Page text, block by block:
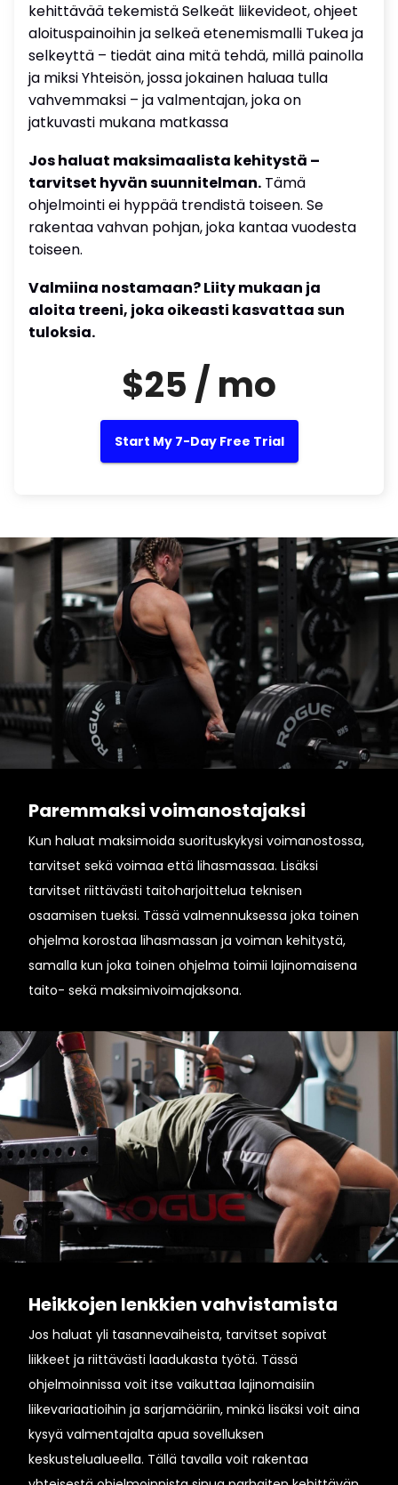
kehittävää tekemistä Selkeät liikevideot, ohjeet
aloituspainoihin ja selkeä etenemismalli Tukea ja
selkeyttä – tiedät aina mitä tehdä, millä painolla
ja miksi Yhteisön, jossa jokainen haluaa tulla
vahvemmaksi – ja valmentajan, joka on
jatkuvasti mukana matkassa
Jos haluat maksimaalista kehitystä –
tarvitset hyvän suunnitelman. Tämä
ohjelmointi ei hyppää trendistä toiseen. Se
rakentaa vahvan pohjan, joka kantaa vuodesta
toiseen.
Valmiina nostamaan? Liity mukaan ja
aloita treeni, joka oikeasti kasvattaa sun
tuloksia.
$25 / mo
Start My 7-Day Free Trial
Paremmaksi voimanostajaksi
Kun haluat maksimoida suorituskykysi voimanostossa,
tarvitset sekä voimaa että lihasmassaa. Lisäksi
tarvitset riittävästi taitoharjoittelua teknisen
osaamisen tueksi. Tässä valmennuksessa joka toinen
ohjelma korostaa lihasmassan ja voiman kehitystä,
samalla kun joka toinen ohjelma toimii lajinomaisena
taito- sekä maksimivoimajaksona.
Heikkojen lenkkien vahvistamista
Jos haluat yli tasannevaiheista, tarvitset sopivat
liikkeet ja riittävästi laadukasta työtä. Tässä
ohjelmoinnissa voit itse vaikuttaa lajinomaisiin
liikevariaatioihin ja sarjamääriin, minkä lisäksi voit aina
kysyä valmentajalta apua sovelluksen
keskustelualueella. Tällä tavalla voit rakentaa